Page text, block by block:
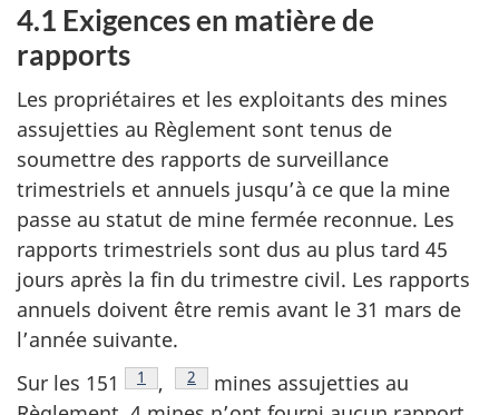
4.1 Exigences en matière de
rapports
Les propriétaires et les exploitants des mines
assujetties au Règlement sont tenus de
soumettre des rapports de surveillance
trimestriels et annuels jusqu’à ce que la mine
passe au statut de mine fermée reconnue. Les
rapports trimestriels sont dus au plus tard 45
jours après la fin du trimestre civil. Les rapports
annuels doivent être remis avant le 31 mars de
l’année suivante.
Sur les 151
Note de bas de page
1 , Note de bas de page
2
mines assujetties au